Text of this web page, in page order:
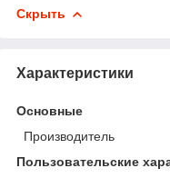
Скрыть
Характеристики
Основные
Производитель
Пользовательские